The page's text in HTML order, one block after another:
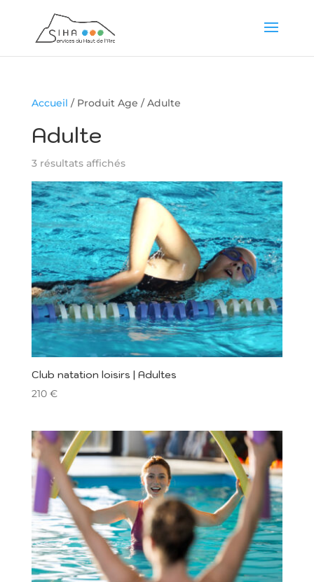
Accueil / Produit Age / Adulte
Adulte
3 résultats affichés
Club natation loisirs | Adultes
210 €